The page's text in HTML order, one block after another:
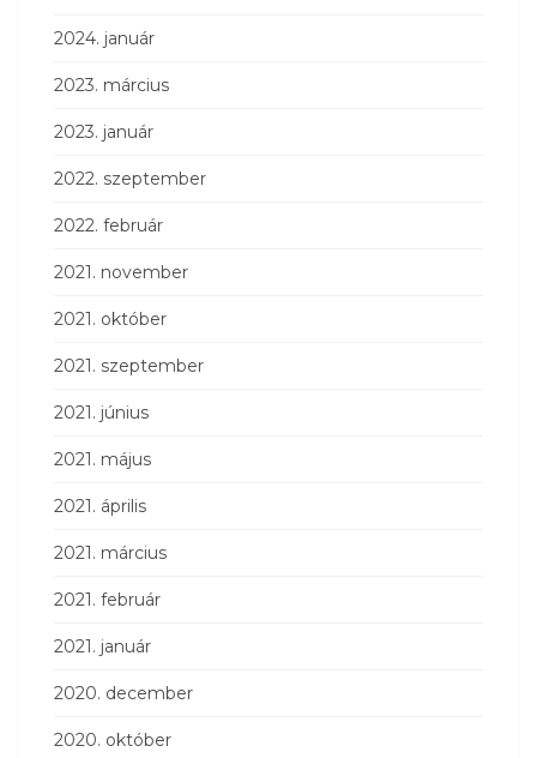
2024. január
2023. március
2023. január
2022. szeptember
2022. február
2021. november
2021. október
2021. szeptember
2021. június
2021. május
2021. április
2021. március
2021. február
2021. január
2020. december
2020. október